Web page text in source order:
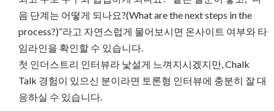
음 단계는 어떻게 되나요?(What are the next steps in the
process?)”라고 자연스럽게 물어보시면 온사이트 여부와 타
임라인을 확인할 수 있습니다.
첫 인더스트리 인터뷰라 낯설게 느껴지시겠지만, Chalk
Talk 경험이 있으신 분이라면 토론형 인터뷰에 충분히 잘 대
응하실 수 있습니다.